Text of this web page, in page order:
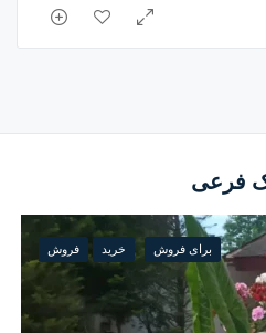
فرعی
برای فروش خرید فروش